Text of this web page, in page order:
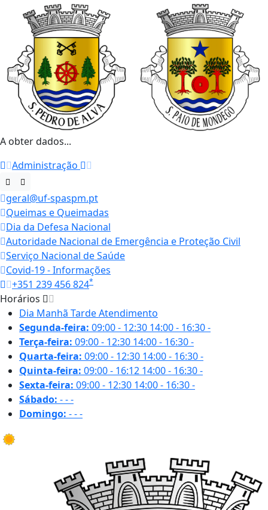
A obter dados...
Administração
geral@uf-spaspm.pt
Queimas e Queimadas
Dia da Defesa Nacional
Autoridade Nacional de Emergência e Proteção Civil
Serviço Nacional de Saúde
Covid-19 - Informações
+351 239 456 824*
Horários
Dia Manhã TardeAtendimento
Segunda-feira: 09:00 - 12:30 14:00 - 16:30-
Terça-feira: 09:00 - 12:30 14:00 - 16:30-
Quarta-feira: 09:00 - 12:30 14:00 - 16:30-
Quinta-feira: 09:00 - 16:12 14:00 - 16:30-
Sexta-feira: 09:00 - 12:30 14:00 - 16:30-
Sábado: ---
Domingo: ---